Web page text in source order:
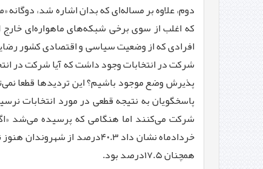
دوم، علاوه بر مساله‌ای که بدان اشاره شد،
که اغلب از سوی برخی شبکه‌های ماهواره‌ای خارج
افرادی که از وضعیت سیاسی و اقتصادی کشور
شرکت در انتخابات وجود داشت که آیا شرکت در
پذیرش وضع موجود باشیم؟ این تردیدها قطعا
پاسخگویان به نتیجه قطعی در مورد انتخابات
همچنان ۱۷.۵درصد بود.